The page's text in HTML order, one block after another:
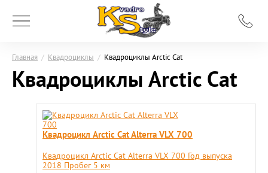
Главная / Квадроциклы / Квадроциклы Arctic Cat
Квадроциклы Arctic Cat
Квадроцикл Arctic Cat Alterra VLX 700
Квадроцикл Arctic Cat Alterra VLX 700 Год выпуска
2018 Пробег 5 км